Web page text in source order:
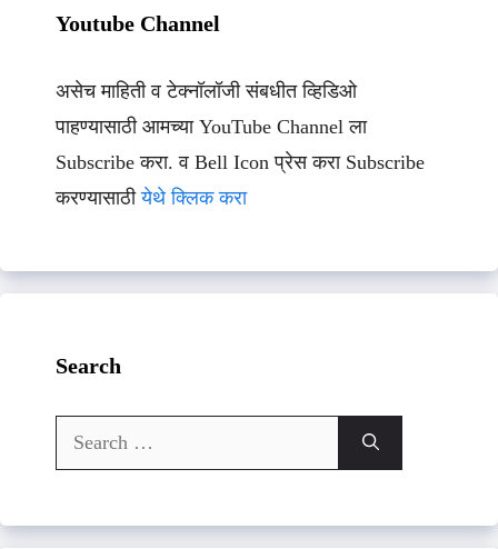
Youtube Channel
असेच माहिती व टेक्नॉलॉजी संबधीत व्हिडिओ
पाहण्यासाठी आमच्या YouTube Channel ला
Subscribe करा. व Bell Icon प्रेस करा Subscribe
करण्यासाठीयेथे क्लिक करा
Search
Search
for: